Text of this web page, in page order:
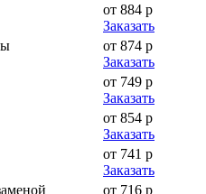
от 884 р
Заказать
от 874 р
Заказать
от 749 р
Заказать
от 854 р
Заказать
от 741 р
Заказать
от 716 р